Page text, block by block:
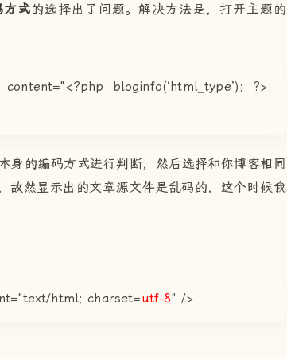
方式的选择出了问题。解决方法是，打开主题的
bloginfo(‘html_type’); ?>;
编码方式进行判断，然后选择和你博客相同
故然显示出的文章源文件是乱码的，这个时候我
html; charset=utf-8" />